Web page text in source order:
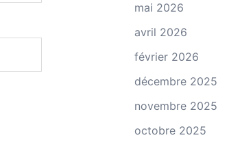
mai 2026
avril 2026
février 2026
décembre 2025
novembre 2025
octobre 2025